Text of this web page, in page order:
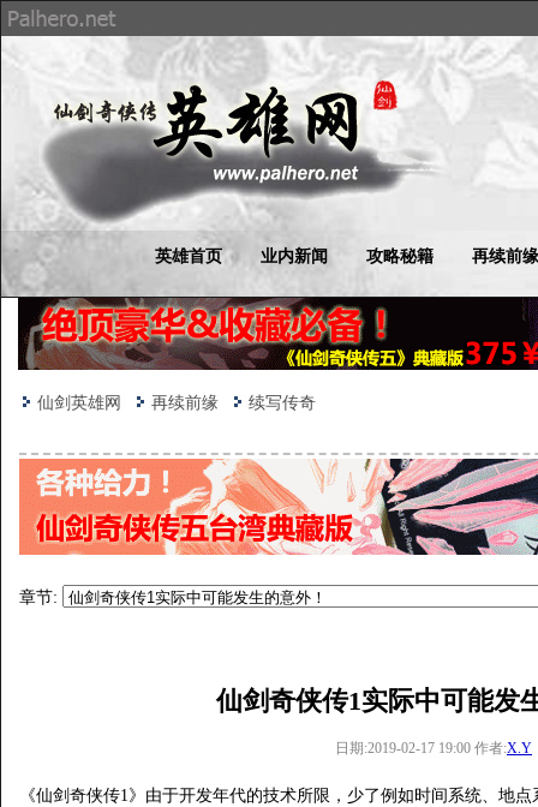
英雄首页 业内新闻 攻略秘籍 再续前缘
仙剑英雄网 再续前缘 续写传奇
章节:
仙剑奇侠传1实际中可能发
日期:2019-02-17 19:00 作者:X.Y
《仙剑奇侠传1》由于开发年代的技术所限，少了例如时间系统、地